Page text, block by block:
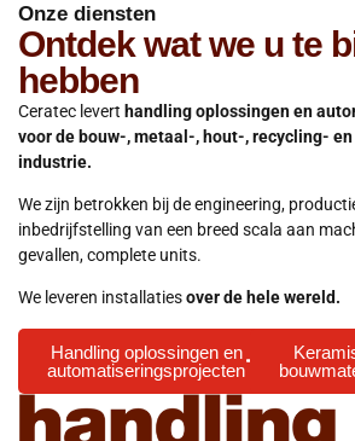
Onze diensten
Ontdek wat we u te
hebben
Ceratec levert handling oplossingen en
voor de bouw-, metaal-, hout-, recycling-
industrie.
We zijn betrokken bij de engineering,
inbedrijfstelling van een breed scala aan
gevallen, complete units.
We leveren installatiesover de hele wereld.
Handling oplossingen en
automatiseringsprojecten